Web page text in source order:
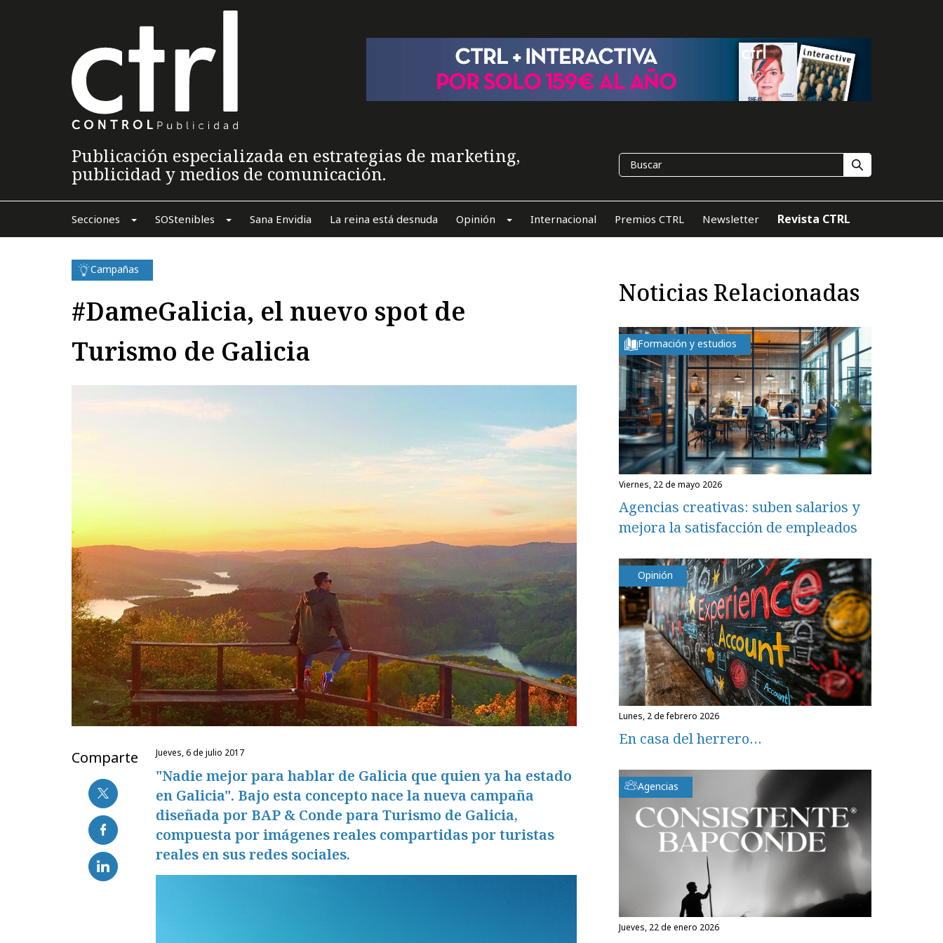
Publicación especializada en estrategias de marketing,
publicidad y medios de comunicación.
Secciones SOStenibles Sana Envidia La reina está desnuda Opinión Internacional Premios CTRL Newsletter Revista CTRL
Campañas
#DameGalicia, el nuevo spot de
Turismo de Galicia
Comparte jueves, 6 de julio 2017
"Nadie mejor para hablar de Galicia que quien ya ha estado
en Galicia". Bajo esta concepto nace la nueva campaña
diseñada por BAP & Conde para Turismo de Galicia,
compuesta por imágenes reales compartidas por turistas
reales en sus redes sociales.
Noticias Relacionadas
Formación y estudios
viernes, 22 de mayo 2026
Agencias creativas: suben salarios y
mejora la satisfacción de empleados
Opinión
lunes, 2 de febrero 2026
En casa del herrero…
Agencias
jueves, 22 de enero 2026